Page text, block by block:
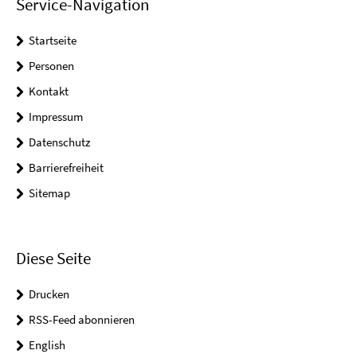
Service-Navigation
Startseite
Personen
Kontakt
Impressum
Datenschutz
Barrierefreiheit
Sitemap
Diese Seite
Drucken
RSS-Feed abonnieren
English